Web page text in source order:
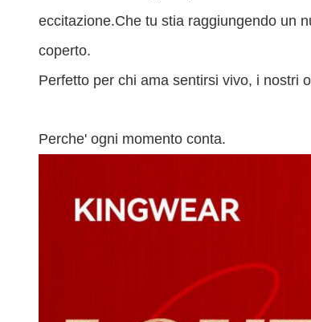
eccitazione.Che tu stia raggiungendo un
coperto.
Perfetto per chi ama sentirsi vivo, i nostri
Perche' ogni momento conta.